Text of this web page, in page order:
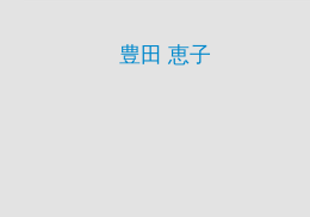
豊田 恵子